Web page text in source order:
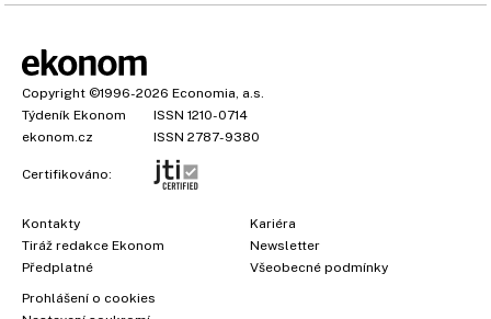
Copyright ©1996-2026 Economia, a.s.
Týdeník Ekonom
ISSN 1210-0714
ekonom.cz
ISSN 2787-9380
Certifikováno:
Kontakty
Tiráž redakce Ekonom
Předplatné
Kariéra
Newsletter
Všeobecné podmínky
Prohlášení o cookies